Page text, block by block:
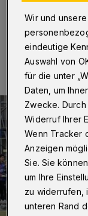
31.08.2025 ,
Wir und unsere
eindeutige
Auswahl von
für die unter
Daten, um
Zwecke.
Widerruf Ihrer
Wenn Tracker
Anzeigen
Sie. Sie
um Ihre
zu widerrufen,
unteren Rand